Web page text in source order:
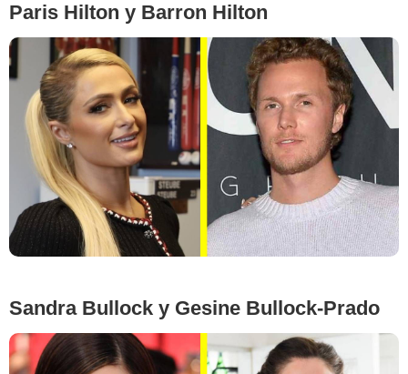
Paris Hilton y Barron Hilton
Sandra Bullock y Gesine Bullock-Prado
Google Images